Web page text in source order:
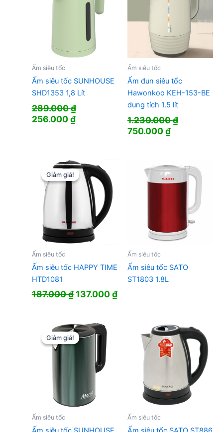
Ấm siêu tốc
Ấm siêu tốc SUNHOUSE
SHD1353 1,8 Lít
289.000₫
Giá
256.000₫Giá
256.000 ₫.
Ấm siêu tốc
Ấm đun siêu tốc
Hawonkoo KEH-153-BE
dung tích 1.5 lít
1.230.000₫
Giá
1.230.000 ₫.
750.000₫Giá
là:
750.000 ₫.
Giảm giá!
Giảm giá!
Ấm siêu tốc
Ấm siêu tốc HAPPY TIME
HTD1081
187.000₫ Giá
187.000 ₫.
137.000₫Giá
137.000 ₫.
Ấm siêu tốc
Ấm siêu tốc SATO
ST1803 1.8L
Giảm giá!
Giảm giá!
Ấm siêu tốc Ấm siêu tốc